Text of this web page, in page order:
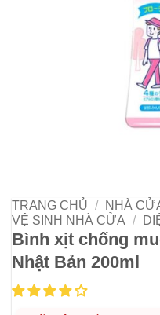
TRANG CHỦ / NHÀ
VỆ SINH NHÀ CỬA /
Bình xịt chống
Nhật Bản 200ml